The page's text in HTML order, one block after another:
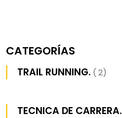
CATEGORÍAS
TRAIL RUNNING. ( 2)
TECNICA DE CARRERA.